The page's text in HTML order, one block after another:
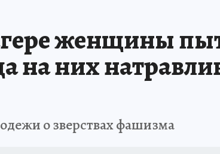
женщины
на них
о зверствах фашизма